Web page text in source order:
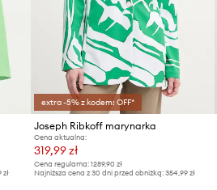
zł
extra -5% z kodem: OFF*
Joseph Ribkoff marynarka
Cena aktualna:
319,99 zł
Cena regularna: 1289,90 zł
Najniższa cena z 30 dni przed obniżką: 354,99 zł